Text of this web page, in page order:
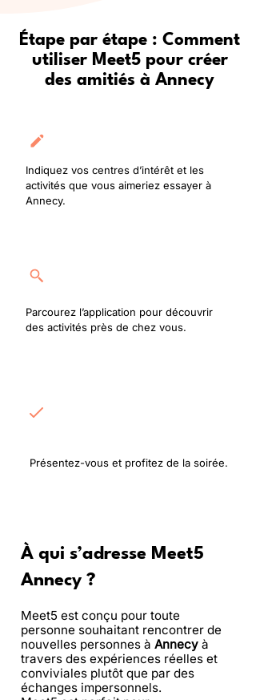
Étape par étape : Comment
utiliser Meet5 pour créer
des amitiés à Annecy
Indiquez vos centres d’intérêt et les
activités que vous aimeriez essayer à
Annecy.
Parcourez l’application pour découvrir
des activités près de chez vous.
Présentez-vous et profitez de la soirée.
À qui s’adresse Meet5
Annecy ?
Meet5 est conçu pour toute
personne souhaitant rencontrer de
nouvelles personnes à Annecy à
travers des expériences réelles et
conviviales plutôt que par des
échanges impersonnels.